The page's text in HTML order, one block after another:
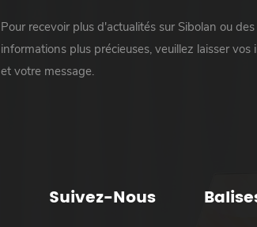
Pour recevoir plus d'actualités sur Sibolan ou des
informations plus précieuses, veuillez laisser vos
et votre message.
Suivez-Nous